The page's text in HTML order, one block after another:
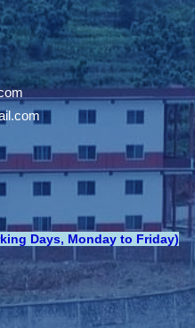
Days, Monday to Friday)